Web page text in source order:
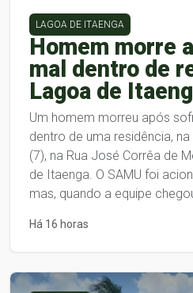
LAGOA DE ITAENGA
Homem morre
mal dentro de
Lagoa de
Um homem morreu após
dentro de uma residência,
(7), na Rua José Corrêa de
de Itaenga. O SAMU foi
mas, quando a equipe
Há 16 horas